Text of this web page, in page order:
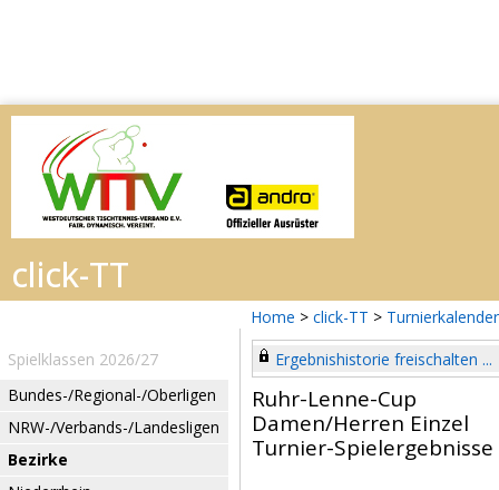
Home > click-TT > Turnierkalender
Spielklassen 2026/27
Bundes-/Regional-/Oberligen
NRW-/Verbands-/Landesligen
Bezirke
Ergebnishistorie freischalten ...
Ruhr-Lenne-Cup
Damen/Herren Einzel
Turnier-Spielergebnisse